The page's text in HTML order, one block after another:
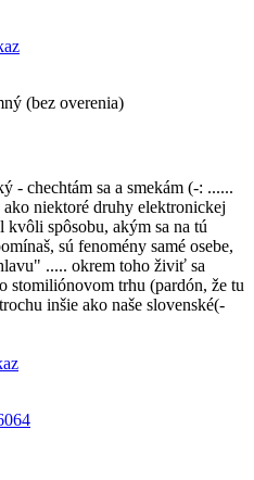
(bez overenia)
- chechtám sa a smekám (-: ......
niektoré druhy elektronickej
spôsobu, akým sa na tú
sú fenomény samé osebe,
..... okrem toho živiť sa
stomiliónovom trhu (pardón, že tu
inšie ako naše slovenské(-